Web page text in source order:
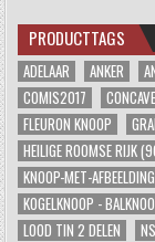
PRODUCTTAGS
ADELAAR ANKER
COMIS2017
FLEURON KNOOP
HEILIGE ROOMSE RIJK
KNOOP-MET-
KOGELKNOOP -
LOOD TIN 2 DELEN